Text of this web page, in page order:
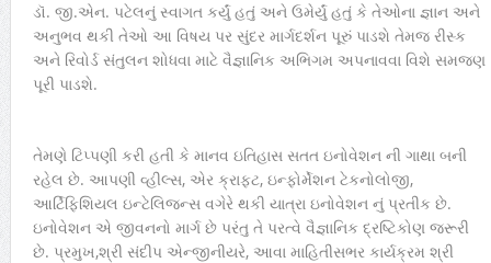
ડૉ. જી.એન. પટેલનું સ્વાગત કર્યું હતું અને ઉમેર્યું હતું કે તેઓના જ્ઞાન અને
અનુભવ થકી તેઓ આ વિષય પર સુંદર માર્ગદર્શન પૂરું પાડશે તેમજ રીસ્ક
અને રિવોર્ડ સંતુલન શોધવા માટે વૈજ્ઞાનિક અભિગમ અપનાવવા વિશે સમજણ
પૂરી પાડશે.
તેમણે ટિપ્પણી કરી હતી કે માનવ ઇતિહાસ સતત ઇનોવેશન ની ગાથા બની
રહેલ છે. આપણી વ્હીલ્સ, એર ક્રાફ્ટ, ઇન્ફોર્મેશન ટેકનોલોજી,
આર્ટિફિશિયલ ઇન્ટેલિજન્સ વગેરે થકી યાત્રા ઇનોવેશન નું પ્રતીક છે.
ઇનોવેશન એ જીવનનો માર્ગ છે પરંતુ તે પરત્વે વૈજ્ઞાનિક દ્રષ્ટિકોણ જરૂરી
છે. પ્રમુખ,શ્રી સંદીપ એન્જીનીયરે, આવા માહિતીસભર કાર્યક્રમ શ્રી